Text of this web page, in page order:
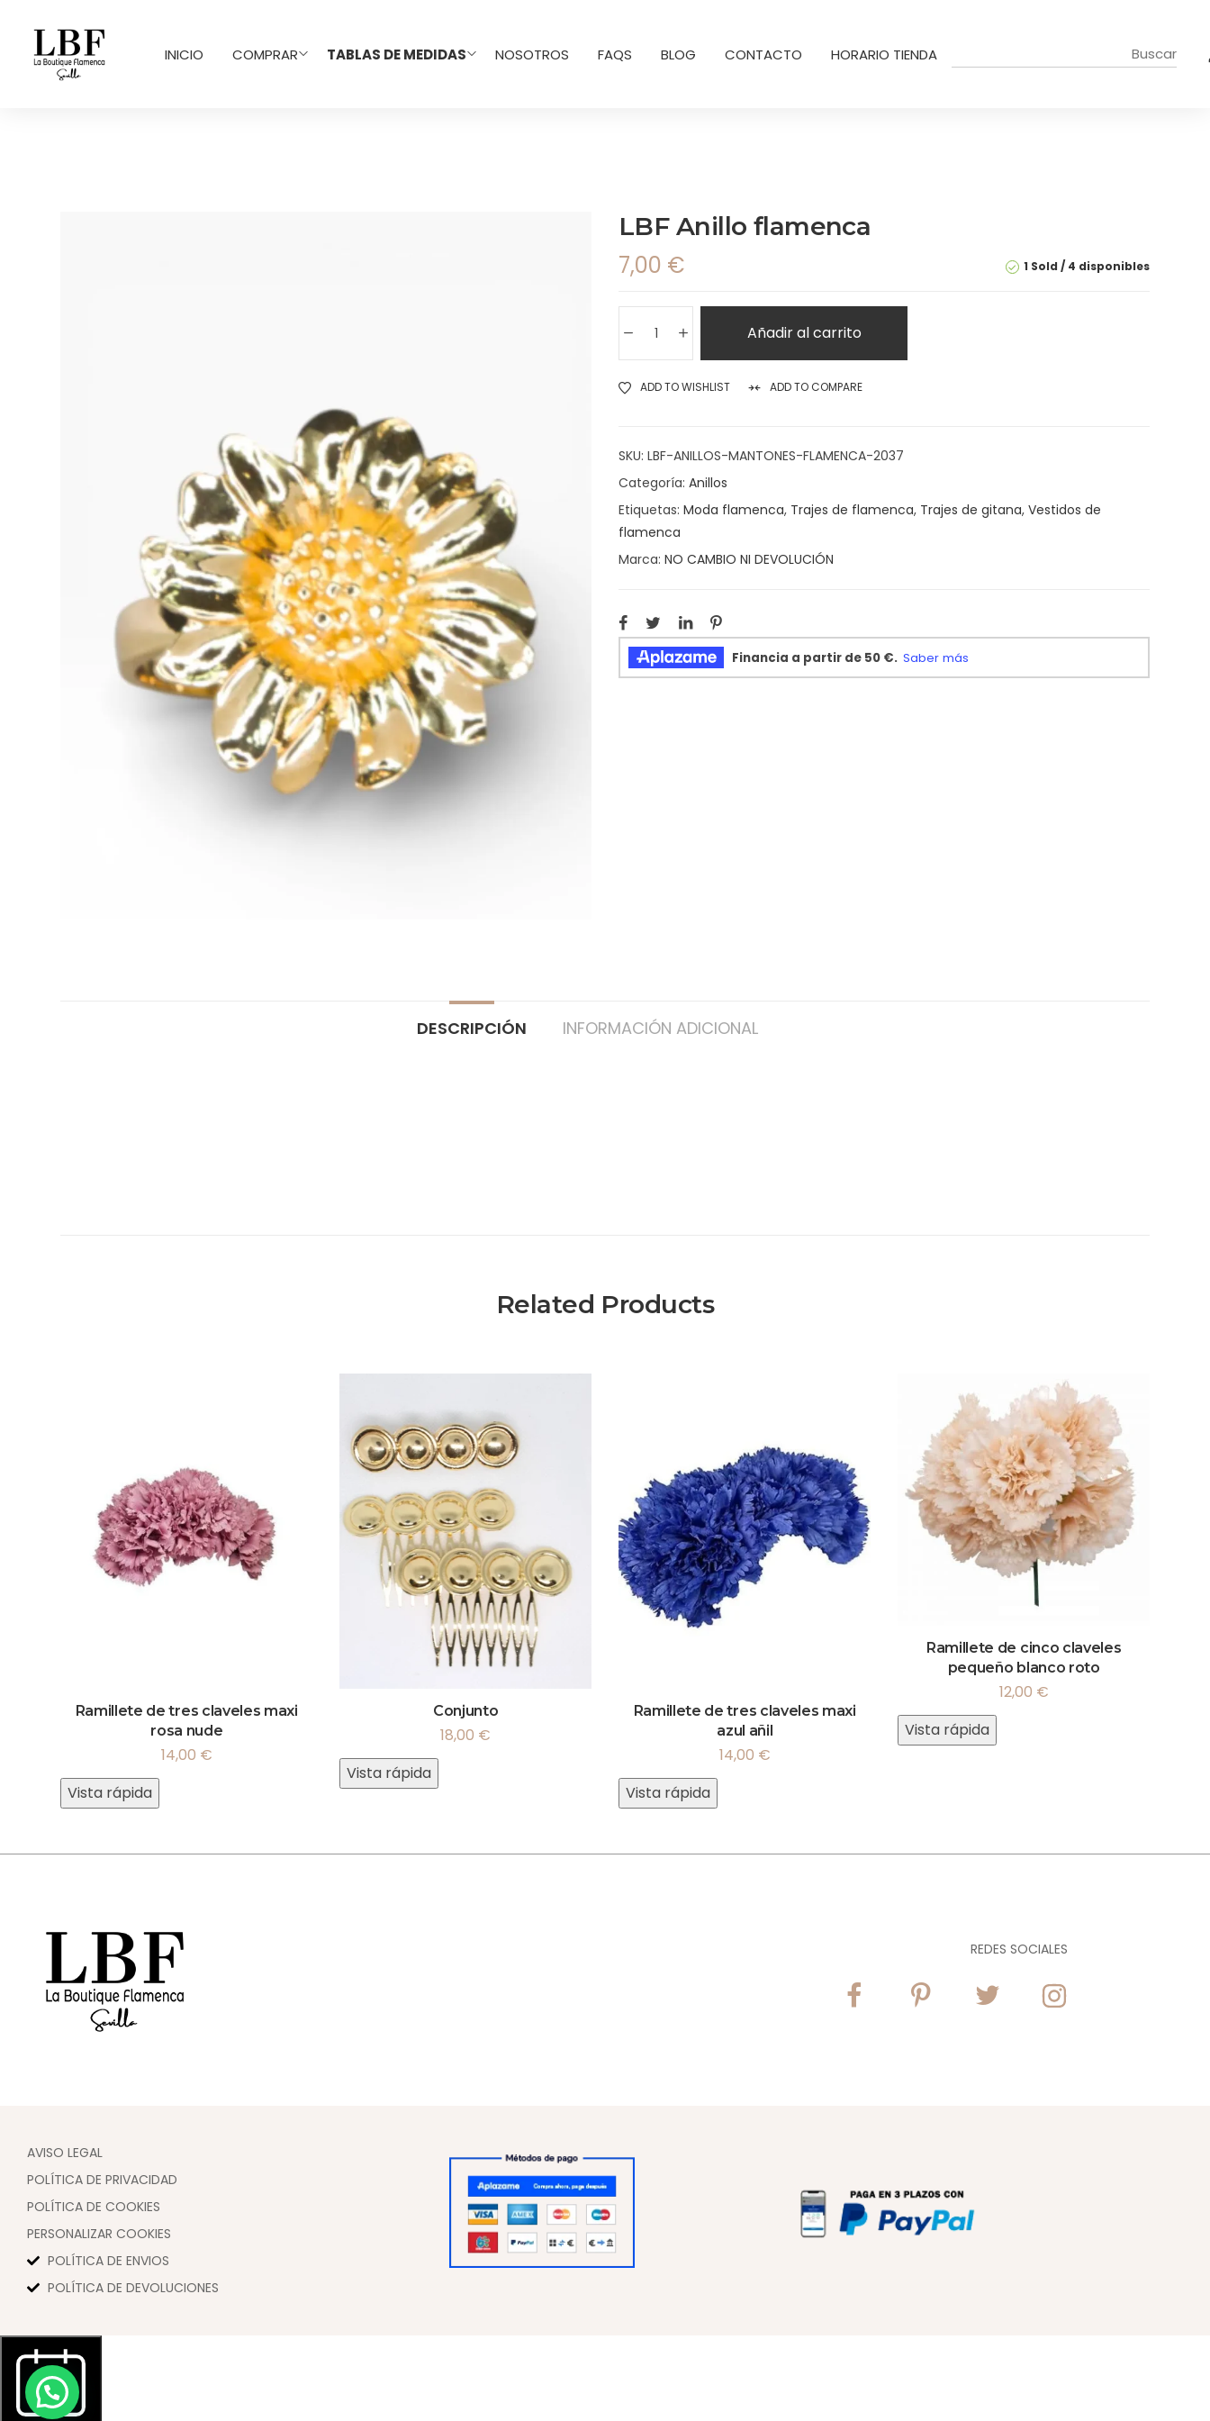
INICIO COMPRAR TABLAS DE MEDIDAS NOSOTROS FAQS BLOG CONTACTO HORARIO TIENDA
LBF Anillo flamenca
1 Sold 4 disponibles
7,00 €
Añadir al carrito
ADD TO WISHLIST ADD TO COMPARE
SKU: LBF-ANILLOS-MANTONES-FLAMENCA-2037
Categoría: Anillos
Etiquetas: Moda flamenca, Trajes de flamenca, Trajes de gitana, Vestidos de
flamenca
Marca: NO CAMBIO NI DEVOLUCIÓN
DESCRIPCIÓN INFORMACIÓN ADICIONAL
Related Products
Ramillete de tres claveles maxi
rosa nude
14,00 €
Vista rápida
Conjunto
18,00 €
Vista rápida
Ramillete de tres claveles maxi
azul añil
14,00 €
Vista rápida
Ramillete de cinco claveles
pequeño blanco roto
12,00 €
Vista rápida
REDES SOCIALES
AVISO LEGAL
POLÍTICA DE PRIVACIDAD
POLÍTICA DE COOKIES
PERSONALIZAR COOKIES
POLÍTICA DE ENVIOS
POLÍTICA DE DEVOLUCIONES